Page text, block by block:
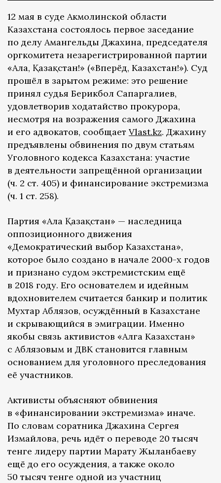
12 мая в суде Акмолинской области
Казахстана состоялось первое заседание
по делу Амангельды Джахина, председателя
оргкомитета незарегистрированной партии
«Алға, Қазақстан!» («Вперёд, Казахстан!»). Суд
прошёл в зарытом режиме: это решение
принял судья Берикбол Сапаргалиев,
удовлетворив ходатайство прокурора,
несмотря на возражения самого Джахина
и его адвокатов, сообщает Vlast.kz. Джахину
предъявлены обвинения по двум статьям
Уголовного кодекса Казахстана: участие
в деятельности запрещённой организации
(ч. 2 ст. 405) и финансирование экстремизма
(ч. 1 ст. 258).
Партия «Алға Қазақстан» — наследница
оппозиционного движения
«Демократический выбор Казахстана»,
которое было создано в начале 2000-х годов
и признано судом экстремистским ещё
в 2018 году. Его основателем и идейным
вдохновителем считается банкир и политик
Мухтар Аблязов, осуждённый в Казахстане
и скрывающийся в эмиграции. Именно
якобы связь активистов «Алга Казахстан»
с Аблязовым и ДВК становится главным
основанием для уголовного преследования
её участников.
Активисты объясняют обвинения
в «финансировании экстремизма» иначе.
По словам соратника Джахина Сергея
Измайлова, речь идёт о переводе 20 тысяч
тенге лидеру партии Марату Жыланбаеву
ещё до его осуждения, а также около
50 тысяч тенге одной из участниц